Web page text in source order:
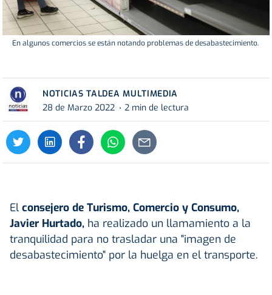
En algunos comercios se están notando problemas de desabastecimiento.
NOTICIAS TALDEA MULTIMEDIA
28 de Marzo 2022
2 min de lectura
El consejero de Turismo, Comercio y Consumo,
Javier Hurtado, ha realizado un llamamiento a la
tranquilidad para no trasladar una "imagen de
desabastecimiento" por la huelga en el transporte.